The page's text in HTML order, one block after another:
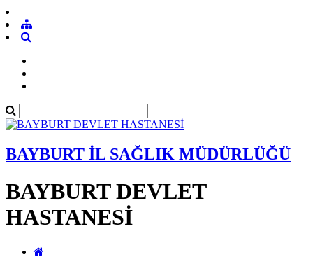
BAYBURT İL SAĞLIK MÜDÜRLÜĞÜ
BAYBURT DEVLET
HASTANESİ